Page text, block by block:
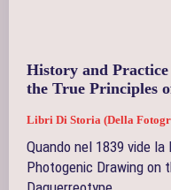
History and
the True Principles
Libri Di Storia (della
Quando nel 1839 vide
Photogenic Drawing on